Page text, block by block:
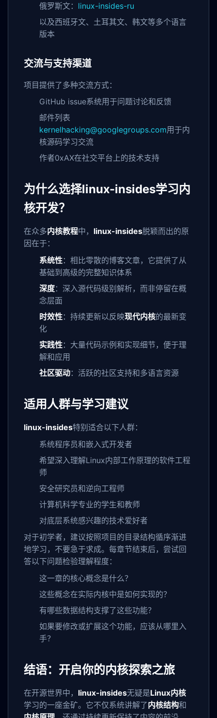
俄罗斯文： linux-insides-ru
以及西班牙文、土耳其文、韩文等多个语言
版本
交流与支持渠道
项目提供了多种交流方式：
GitHub issue系统用于问题讨论和反馈
邮件列表
kernelhacking@googlegroups.com用于内
核源码学习交流
作者0xAX在社交平台上的技术支持
为什么选择linux-insides学习内
核开发？
在众多内核教程中， linux-insides脱颖而出的原
因在于：
系统性：相比零散的博客文章，它提供了从
基础到高级的完整知识体系
深度：深入源代码级别解析，而非停留在概
念层面
时效性：持续更新以反映现代内核的最新变
化
实践性：大量代码示例和实现细节，便于理
解和应用
社区驱动：活跃的社区支持和多语言资源
适用人群与学习建议
linux-insides特别适合以下人群：
系统程序员和嵌入式开发者
希望深入理解Linux内部工作原理的软件工程
师
安全研究员和逆向工程师
计算机科学专业的学生和教师
对底层系统感兴趣的技术爱好者
对于初学者，建议按照项目的目录结构循序渐进
地学习，不要急于求成。每章节结束后，尝试回
答以下问题检验理解程度：
这一章的核心概念是什么？
这些概念在实际内核中是如何实现的？
有哪些数据结构支撑了这些功能？
如果要修改或扩展这个功能，应该从哪里入
手？
结语：开启你的内核探索之旅
在开源世界中， linux-insides无疑是Linux内核
学习的一座金矿。它不仅系统讲解了内核结构和